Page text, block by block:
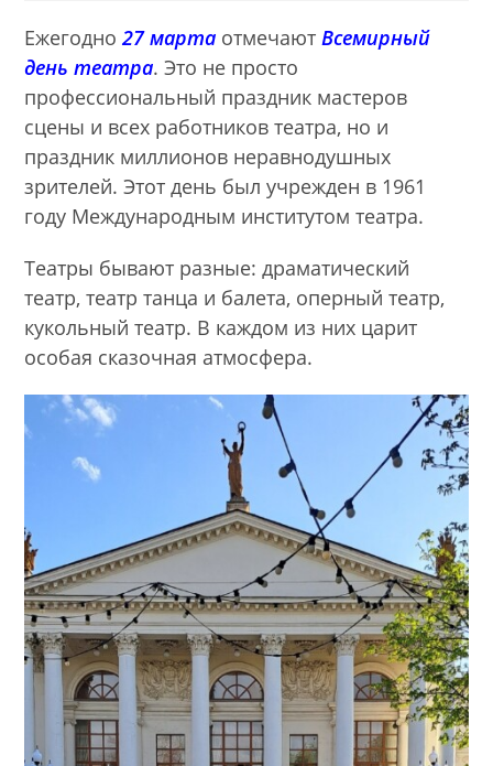
Ежегодно27 марта отмечают Всемирный
день театра. Это не просто
профессиональный праздник мастеров
сцены и всех работников театра, но и
праздник миллионов неравнодушных
зрителей. Этот день был учрежден в 1961
году Международным институтом театра.
Театры бывают разные: драматический
театр, театр танца и балета, оперный театр,
кукольный театр. В каждом из них царит
особая сказочная атмосфера.